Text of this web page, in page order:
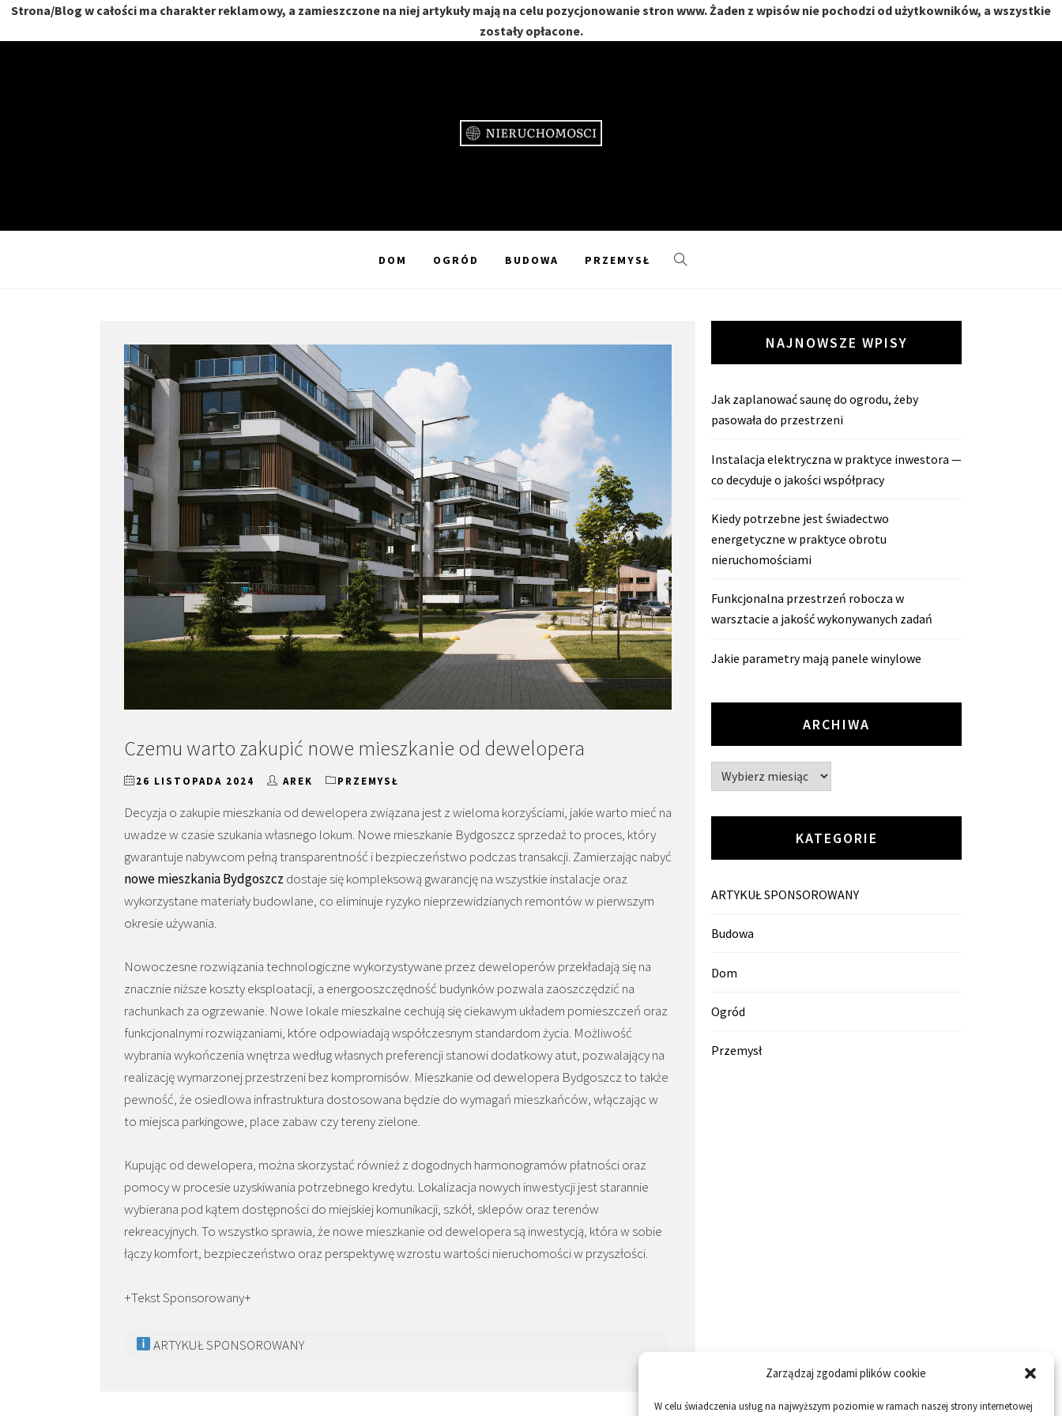
Zarządzaj zgodami plików cookie
W celu świadczenia usług na najwyższym poziomie w ramach naszej strony internetowej
Strona/Blog w całości ma charakter reklamowy, a zamieszczone na niej artykuły mają na celu pozycjonowanie stron www. Żaden z wpisów nie pochodzi od użytkowników, a wszystkie
zostały opłacone.
DOM OGRÓD BUDOWA PRZEMYSŁ
Czemu warto zakupić nowe mieszkanie od dewelopera
26 LISTOPADA 2024 AREK PRZEMYSŁ
Decyzja o zakupie mieszkania od dewelopera związana jest z wieloma korzyściami, jakie warto mieć na
uwadze w czasie szukania własnego lokum. Nowe mieszkanie Bydgoszcz sprzedaż to proces, który
gwarantuje nabywcom pełną transparentność i bezpieczeństwo podczas transakcji. Zamierzając nabyć
nowe mieszkania Bydgoszcz dostaje się kompleksową gwarancję na wszystkie instalacje oraz
wykorzystane materiały budowlane, co eliminuje ryzyko nieprzewidzianych remontów w pierwszym
okresie używania.
Nowoczesne rozwiązania technologiczne wykorzystywane przez deweloperów przekładają się na
znacznie niższe koszty eksploatacji, a energooszczędność budynków pozwala zaoszczędzić na
rachunkach za ogrzewanie. Nowe lokale mieszkalne cechują się ciekawym układem pomieszczeń oraz
funkcjonalnymi rozwiązaniami, które odpowiadają współczesnym standardom życia. Możliwość
wybrania wykończenia wnętrza według własnych preferencji stanowi dodatkowy atut, pozwalający na
realizację wymarzonej przestrzeni bez kompromisów. Mieszkanie od dewelopera Bydgoszcz to także
pewność, że osiedlowa infrastruktura dostosowana będzie do wymagań mieszkańców, włączając w
to miejsca parkingowe, place zabaw czy tereny zielone.
Kupując od dewelopera, można skorzystać również z dogodnych harmonogramów płatności oraz
pomocy w procesie uzyskiwania potrzebnego kredytu. Lokalizacja nowych inwestycji jest starannie
wybierana pod kątem dostępności do miejskiej komunikacji, szkół, sklepów oraz terenów
rekreacyjnych. To wszystko sprawia, że nowe mieszkanie od dewelopera są inwestycją, która w sobie
łączy komfort, bezpieczeństwo oraz perspektywę wzrostu wartości nieruchomości w przyszłości.
+Tekst Sponsorowany+
ARTYKUŁ SPONSOROWANY
NAJNOWSZE WPISY
Jak zaplanować saunę do ogrodu, żeby
pasowała do przestrzeni
Instalacja elektryczna w praktyce inwestora —
co decyduje o jakości współpracy
Kiedy potrzebne jest świadectwo
energetyczne w praktyce obrotu
nieruchomościami
Funkcjonalna przestrzeń robocza w
warsztacie a jakość wykonywanych zadań
Jakie parametry mają panele winylowe
ARCHIWA
Archiwa
KATEGORIE
ARTYKUŁ SPONSOROWANY
Budowa
Dom
Ogród
Przemysł